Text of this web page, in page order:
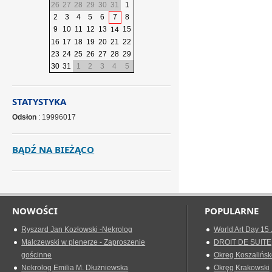
26 27 28 29 30 31
1
2
3 4 5 6 7
8
9
10 11 12 13 14 15
16 17 18 19 20 21 22
23 24 25 26 27 28 29
30 31 1 2 3 4 5
STATYSTYKA
Odsłon : 19996017
BĄDŹ NA BIEŻĄCO
NOWOŚCI
Ryszard Jan Kozłowski -Nekrolog
Malczewski w plenerze - Zaproszenie
gościnne
Nekrolog Emilia M. Dłużniewska
POPULARNE
World Art Day 15
DROIT DE SUITE
Okreg
Okręg Krakowski